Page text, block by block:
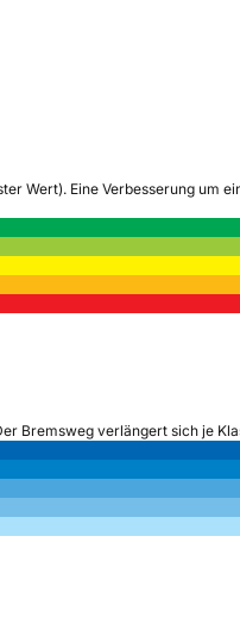
Wert). Eine Verbesserung um
Bremsweg verlängert sich je